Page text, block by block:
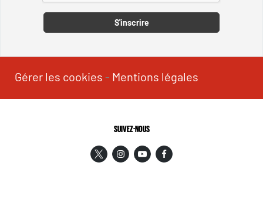
S'inscrire
Gérer les cookies - Mentions légales
SUIVEZ-NOUS